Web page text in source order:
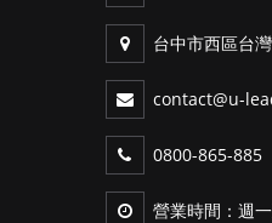
台中市西區台
contact@u-
0800-865-885
營業時間：週